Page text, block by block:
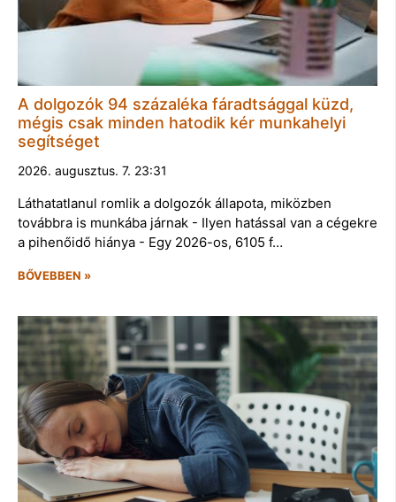
A dolgozók 94 százaléka fáradtsággal küzd,
mégis csak minden hatodik kér munkahelyi
segítséget
2026. augusztus. 7. 23:31
Láthatatlanul romlik a dolgozók állapota, miközben
továbbra is munkába járnak - Ilyen hatással van a cégekre
a pihenőidő hiánya - Egy 2026-os, 6105 f…
BŐVEBBEN »